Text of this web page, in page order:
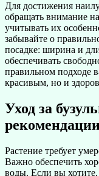
Для достижения
обращать внимание
учитывать их
забывайте о
посадке: ширина и
обеспечивать
правильном подходе
красивым, но и
Уход за
Растение требует
Важно обеспечить
воды. Если вы хотите,